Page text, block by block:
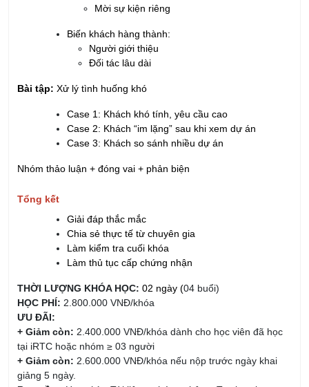
Mời sự kiện riêng
Biến khách hàng thành:
Người giới thiệu
Đối tác lâu dài
Bài tập: Xử lý tình huống khó
Case 1: Khách khó tính, yêu cầu cao
Case 2: Khách “im lặng” sau khi xem dự án
Case 3: Khách so sánh nhiều dự án
Nhóm thảo luận + đóng vai + phản biện
Tổng kết
Giải đáp thắc mắc
Chia sẻ thực tế từ chuyên gia
Làm kiểm tra cuối khóa
Làm thủ tục cấp chứng nhận
THỜI LƯỢNG KHÓA HỌC: 02 ngày (04 buổi)
HỌC PHÍ: 2.800.000 VNĐ/khóa
ƯU ĐÃI:
+ Giảm còn: 2.400.000 VNĐ/khóa dành cho học viên đã học
tại iRTC hoặc nhóm ≥ 03 người
+ Giảm còn: 2.600.000 VNĐ/khóa nếu nộp trước ngày khai
giảng 5 ngày.